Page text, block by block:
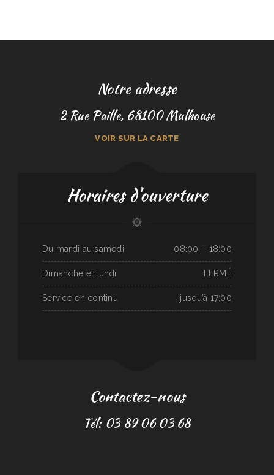
Notre adresse
2 Rue Paille, 68100 Mulhouse
VOIR SUR LA CARTE
Horaires d'ouverture
Du mardi au samedi 08:00 – 18:00
Dimanche et lundi FERMÉ
Service en continu jusqu’à 17:00
Contactez-nous
Tél: 03 89 06 03 68